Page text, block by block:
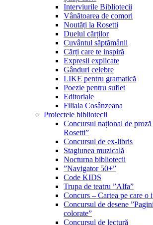
Interviurile Bibliotecii
Vânătoarea de comori
Noutăți la Rosetti
Duelul cărților
Cuvântul săptămânii
Cărți care te inspiră
Expresii explicate
Gânduri celebre
LIKE pentru gramatică
Poezie pentru suflet
Editoriale
Filiala Cosânzeana
Proiectele bibliotecii
Concursul național de proză
Rosetti”
Concursul de ex-libris
Stagiunea muzicală
Nocturna bibliotecii
”Navigator 50+”
Code KIDS
Trupa de teatru ”Alfa”
Concurs – Cartea pe care o
Concursul de desene
colorate”
Concursul de lectură